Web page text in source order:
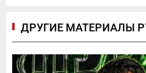
ДРУГИЕ МАТЕРИАЛЫ